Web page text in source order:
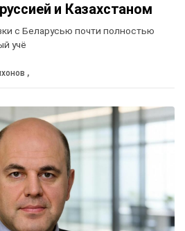
и Казахстаном
с Беларусью почти полностью
учё
,